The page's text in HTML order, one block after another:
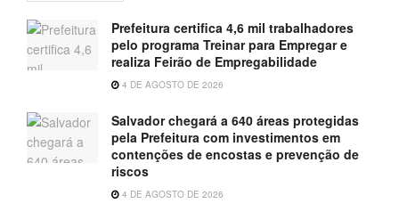
Prefeitura certifica 4,6 mil trabalhadores
pelo programa Treinar para Empregar e
realiza Feirão de Empregabilidade
4 DE AGOSTO DE 2026
Salvador chegará a 640 áreas protegidas
pela Prefeitura com investimentos em
contenções de encostas e prevenção de
riscos
4 DE AGOSTO DE 2026